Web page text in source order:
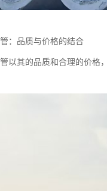
：品质与价格的结合
以其的品质和合理的价格